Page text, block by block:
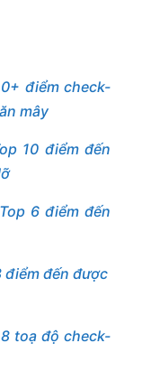
điểm check-
mây
10 điểm đến
6 điểm đến
điểm đến được
toạ độ check-